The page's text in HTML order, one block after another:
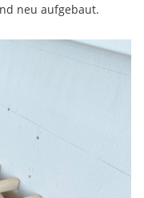
neu aufgebaut.